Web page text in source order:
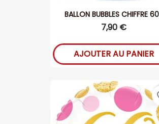
BALLON BUBBLES CHIFFRE
7,90 €
AJOUTER AU PANIER